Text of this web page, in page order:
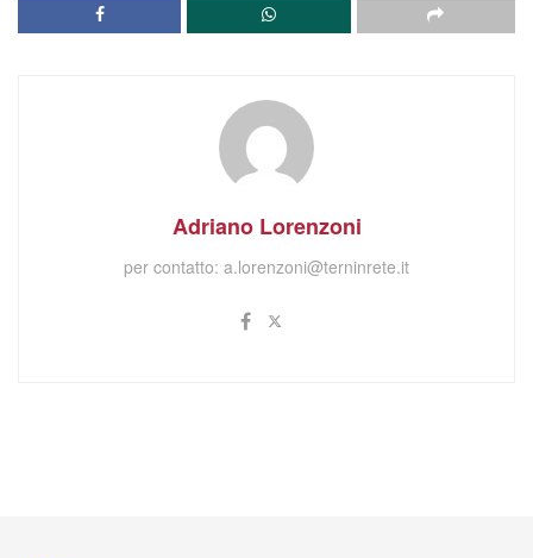
Adriano Lorenzoni
per contatto: a.lorenzoni@terninrete.it